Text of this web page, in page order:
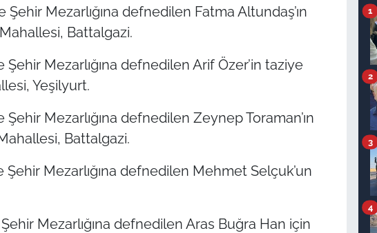
Mezarlığına defnedilen Fatma Altundaş’ın
Battalgazi.
Mezarlığına defnedilen Arif Özer’in taziye
Yeşilyurt.
Mezarlığına defnedilen Zeynep Toraman’ın
Battalgazi.
Şehir Mezarlığına defnedilen Mehmet Selçuk’un
Mezarlığına defnedilen Aras Buğra Han için
1
2
3
4